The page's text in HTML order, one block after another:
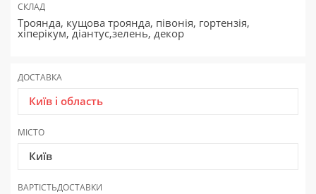
СКЛАД
Троянда, кущова троянда, півонія, гортензія,
хіперікум, діантус,зелень, декор
ДОСТАВКА
Київ і область
МІСТО
Київ
ВАРТІСТЬДОСТАВКИ